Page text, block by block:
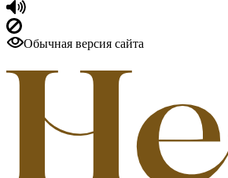
Обычная версия сайта